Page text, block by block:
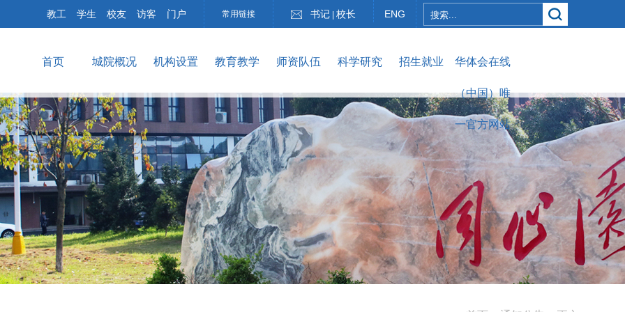
教工 学生 校友 访客 门户 常用链接 书记 校长 ENG
首页 城院概况 机构设置 教育教学 师资队伍 科学研究 招生就业 华体会在线
（中国）唯
一官方网站